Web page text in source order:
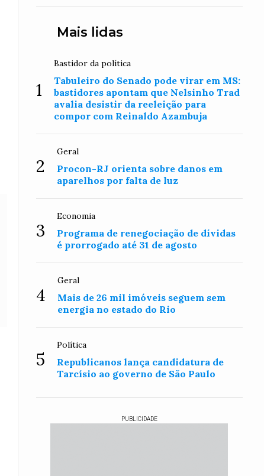
Mais lidas
1
Bastidor da política
Tabuleiro do Senado pode virar em MS:
bastidores apontam que Nelsinho Trad
avalia desistir da reeleição para
compor com Reinaldo Azambuja
2
Geral
Procon-RJ orienta sobre danos em
aparelhos por falta de luz
3
Economia
Programa de renegociação de dívidas
é prorrogado até 31 de agosto
4
Geral
Mais de 26 mil imóveis seguem sem
energia no estado do Rio
5
Política
Republicanos lança candidatura de
Tarcísio ao governo de São Paulo
PUBLICIDADE